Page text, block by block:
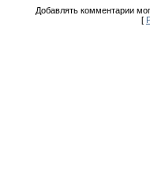
Добавлять комментарии
[